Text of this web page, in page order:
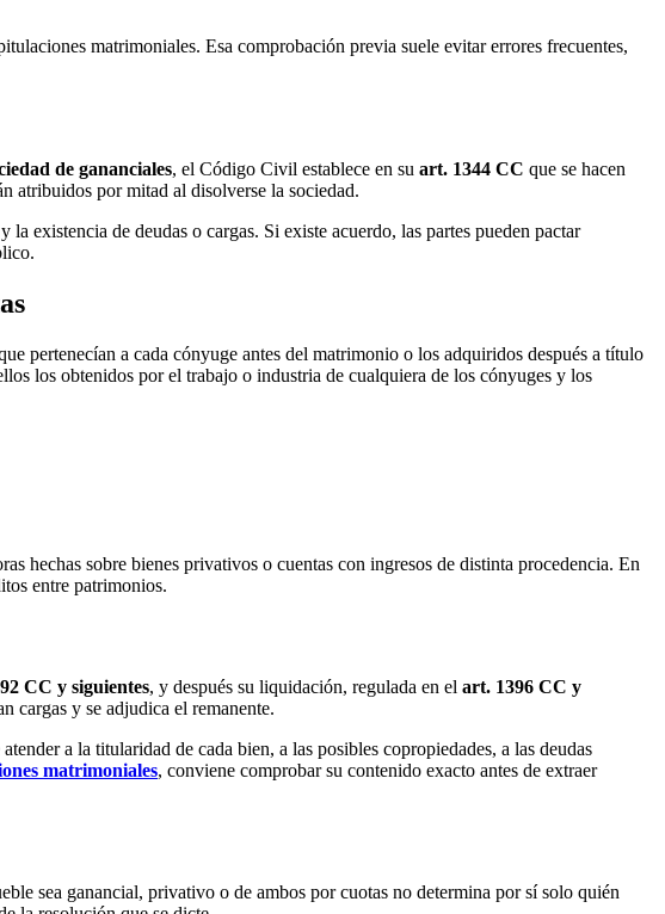
matrimoniales. Esa comprobación previa suele evitar errores frecuentes,
de gananciales, el Código Civil establece en su art. 1344 CC que se hacen
atribuidos por mitad al disolverse la sociedad.
existencia de deudas o cargas. Si existe acuerdo, las partes pueden pactar
pertenecían a cada cónyuge antes del matrimonio o los adquiridos después a título
los obtenidos por el trabajo o industria de cualquiera de los cónyuges y los
hechas sobre bienes privativos o cuentas con ingresos de distinta procedencia. En
entre patrimonios.
CC y siguientes, y después su liquidación, regulada en el art. 1396 CC y
cargas y se adjudica el remanente.
a la titularidad de cada bien, a las posibles copropiedades, a las deudas
matrimoniales, conviene comprobar su contenido exacto antes de extraer
sea ganancial, privativo o de ambos por cuotas no determina por sí solo quién